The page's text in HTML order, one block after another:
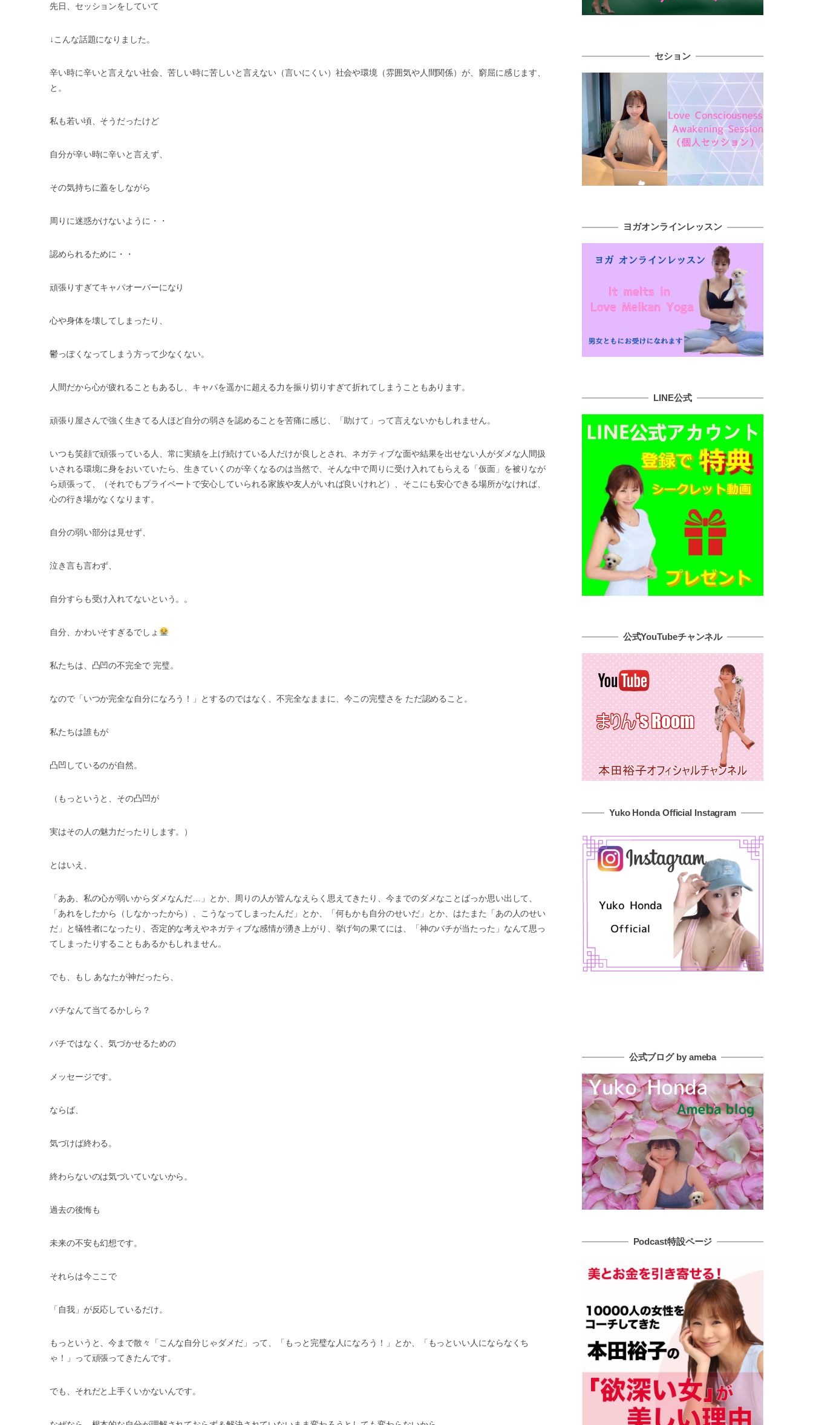
先日、セッションをしていて
↓ こんな話題になりました。
辛い時に辛いと言えない社会、苦しい時に苦しいと言えない（言いにくい）社会や環境（雰囲気や人間関係）が、窮屈に感じます、
と。
私も若い頃、そうだったけど
自分が辛い時に辛いと言えず、
その気持ちに蓋をしながら
周りに迷惑かけないように・・
認められるために・・
頑張りすぎてキャパオーバーになり
心や身体を壊してしまったり、
鬱っぽくなってしまう方って少なくない。
人間だから心が疲れることもあるし、キャパを遥かに超える力を振り切りすぎて折れてしまうこともあります。
頑張り屋さんで強く生きてる人ほど自分の弱さを認めることを苦痛に感じ、「助けて」って言えないかもしれません。
いつも笑顔で頑張っている人、常に実績を上げ続けている人だけが良しとされ、ネガティブな面や結果を出せない人がダメな人間扱
いされる環境に身をおいていたら、生きていくのが辛くなるのは当然で、そんな中で周りに受け入れてもらえる「仮面」を被りなが
ら頑張って、（それでもプライベートで安心していられる家族や友人がいれば良いけれど）、そこにも安心できる場所がなければ、
心の行き場がなくなります。
自分の弱い部分は見せず、
泣き言も言わず、
自分すらも受け入れてないという。。
自分、かわいそすぎるでしょ
私たちは、凸凹の不完全で 完璧。
なので「いつか完全な自分になろう！」とするのではなく、不完全なままに、 今この完璧さを ただ認めること。
私たちは誰もが
凸凹しているのが自然。
（もっというと、その凸凹が
実はその人の魅力だったりします。）
とはいえ、
「ああ、私の心が弱いからダメなんだ
」とか、周りの人が皆んなえらく思えてきたり、今までのダメなことばっか思い出して、
「あれをしたから（しなかったから）、こうなってしまったんだ」とか、「何もかも自分のせいだ」とか、はたまた「あの人のせい
だ」と犠牲者になったり、否定的な考えやネガティブな感情が湧き上がり、挙げ句の果てには、「神のバチが当たった」なんて思っ
てしまったりすることもあるかもしれません。
でも、もし あなたが神だったら、
バチなんて当てるかしら？
バチではなく、気づかせるための
メッセージです。
ならば、
気づけば終わる。
終わらないのは気づいていないから。
過去の後悔も
未来の不安も幻想です。
それらは今ここで
「自我」が反応しているだけ。
もっというと、今まで散々「こんな自分じゃダメだ」って、「もっと完璧な人になろう！」とか、「もっといい人にならなくち
ゃ！」って頑張ってきたんです。
でも、それだと上手くいかないんです。
セション
ヨガオンラインレッスン
LINE公式
公式YouTubeチャンネル
Yuko Honda Official Instagram
公式ブログ by ameba
Podcast特設ページ